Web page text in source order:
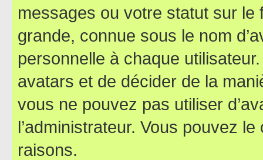
messages ou votre statut sur
grande, connue sous le nom
personnelle à chaque utilisateur.
avatars et de décider de la
vous ne pouvez pas utiliser
l’administrateur. Vous pouvez
raisons.